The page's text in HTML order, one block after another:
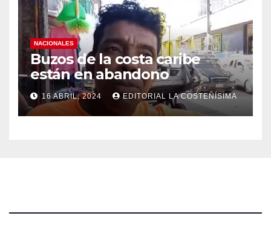
NACIONALES
Buzos de la costa caribe
están en abandono
16 ABRIL, 2024 EDITORIAL LA COSTEÑÍSIMA